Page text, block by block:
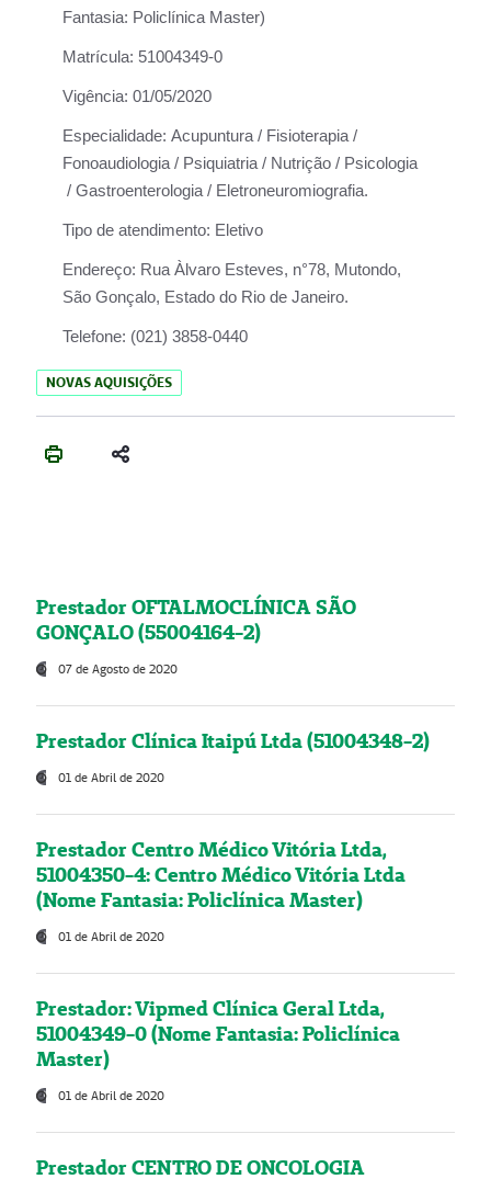
Fantasia: Policlínica Master)
Matrícula: 51004349-0
Vigência: 01/05/2020
Especialidade: Acupuntura / Fisioterapia /
Fonoaudiologia / Psiquiatria / Nutrição / Psicologia
/ Gastroenterologia / Eletroneuromiografia.
Tipo de atendimento: Eletivo
Endereço: Rua Àlvaro Esteves, n°78, Mutondo,
São Gonçalo, Estado do Rio de Janeiro.
Telefone: (021) 3858-0440
NOVAS AQUISIÇÕES
Prestador OFTALMOCLÍNICA SÃO
GONÇALO (55004164-2)
07 de Agosto de 2020
Prestador Clínica Itaipú Ltda (51004348-2)
01 de Abril de 2020
Prestador Centro Médico Vitória Ltda,
51004350-4: Centro Médico Vitória Ltda
(Nome Fantasia: Policlínica Master)
01 de Abril de 2020
Prestador: Vipmed Clínica Geral Ltda,
51004349-0 (Nome Fantasia: Policlínica
Master)
01 de Abril de 2020
Prestador CENTRO DE ONCOLOGIA